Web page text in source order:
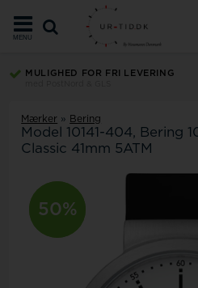
MENU
MULIGHED FOR FRI LEVERING
Mærker » Bering
Model 10141-404
Bering
Classic 41mm 5ATM
11%
50%